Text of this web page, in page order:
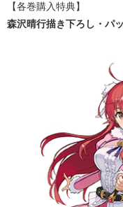
【各巻購入特典】
森沢晴行描き下ろし・パ